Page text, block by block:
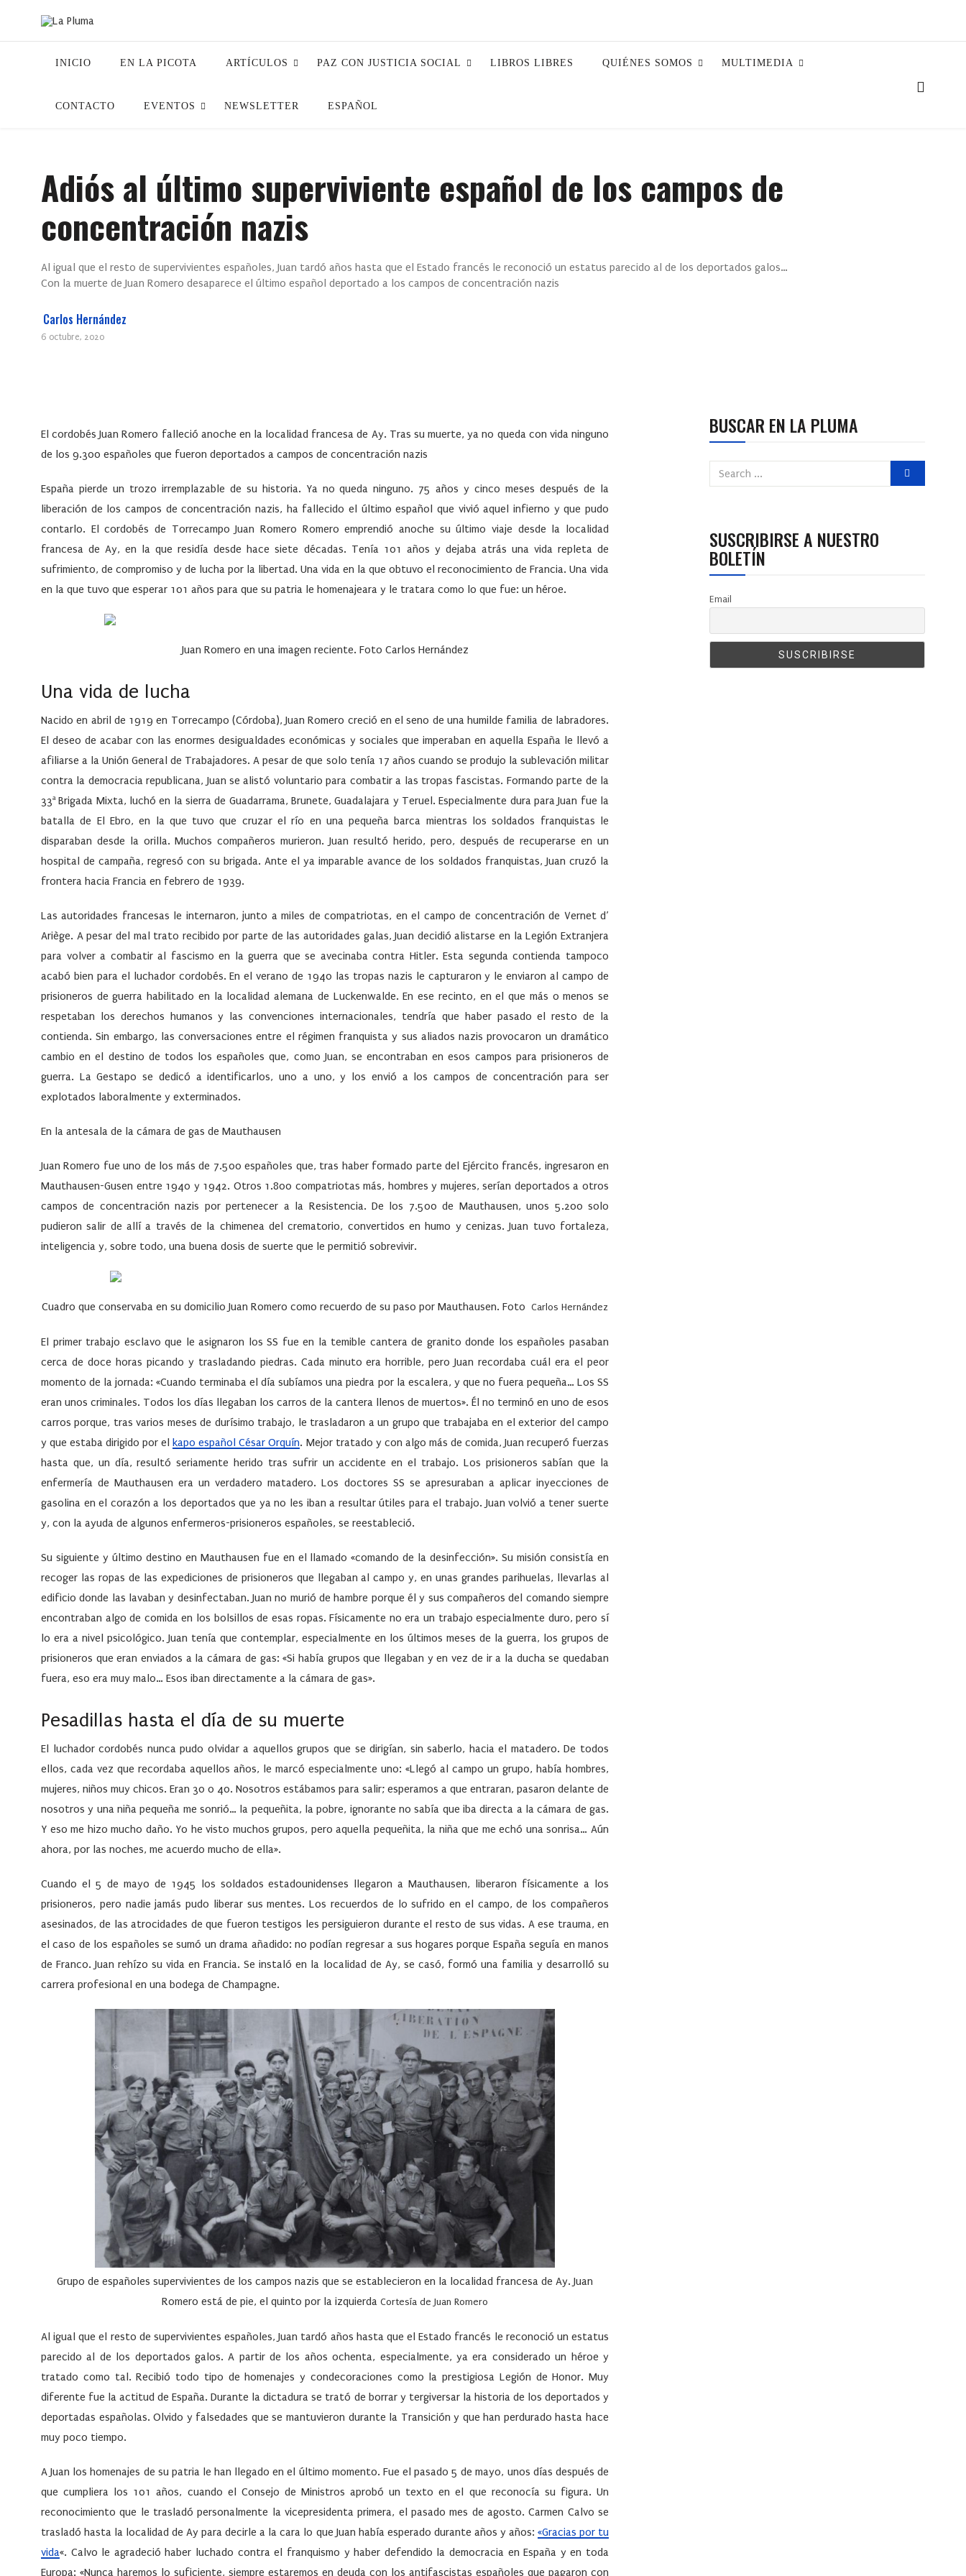
INICIO EN LA PICOTA ARTÍCULOS PAZ CON JUSTICIA SOCIAL LIBROS LIBRES QUIÉNES SOMOS MULTIMEDIA
CONTACTO EVENTOS NEWSLETTER ESPAÑOL
Adiós al último superviviente español de los campos de
concentración nazis
Al igual que el resto de supervivientes españoles, Juan tardó años hasta que el Estado francés le reconoció un estatus parecido al de los deportados galos…
Con la muerte de Juan Romero desaparece el último español deportado a los campos de concentración nazis
Carlos Hernández
6 octubre, 2020
El cordobés Juan Romero falleció anoche en la localidad francesa de Ay. Tras su muerte, ya no queda con vida ninguno
de los 9.300 españoles que fueron deportados a campos de concentración nazis
España pierde un trozo irremplazable de su historia. Ya no queda ninguno. 75 años y cinco meses después de la
liberación de los campos de concentración nazis, ha fallecido el último español que vivió aquel infierno y que pudo
contarlo. El cordobés de Torrecampo Juan Romero Romero emprendió anoche su último viaje desde la localidad
francesa de Ay, en la que residía desde hace siete décadas. Tenía 101 años y dejaba atrás una vida repleta de
sufrimiento, de compromiso y de lucha por la libertad. Una vida en la que obtuvo el reconocimiento de Francia. Una vida
en la que tuvo que esperar 101 años para que su patria le homenajeara y le tratara como lo que fue: un héroe.
Juan Romero en una imagen reciente. Foto Carlos Hernández
Una vida de lucha
Nacido en abril de 1919 en Torrecampo (Córdoba), Juan Romero creció en el seno de una humilde familia de labradores.
El deseo de acabar con las enormes desigualdades económicas y sociales que imperaban en aquella España le llevó a
afiliarse a la Unión General de Trabajadores. A pesar de que solo tenía 17 años cuando se produjo la sublevación militar
contra la democracia republicana, Juan se alistó voluntario para combatir a las tropas fascistas. Formando parte de la
33ª Brigada Mixta, luchó en la sierra de Guadarrama, Brunete, Guadalajara y Teruel. Especialmente dura para Juan fue la
batalla de El Ebro, en la que tuvo que cruzar el río en una pequeña barca mientras los soldados franquistas le
disparaban desde la orilla. Muchos compañeros murieron. Juan resultó herido, pero, después de recuperarse en un
hospital de campaña, regresó con su brigada. Ante el ya imparable avance de los soldados franquistas, Juan cruzó la
frontera hacia Francia en febrero de 1939.
Las autoridades francesas le internaron, junto a miles de compatriotas, en el campo de concentración de Vernet d’
Ariège. A pesar del mal trato recibido por parte de las autoridades galas, Juan decidió alistarse en la Legión Extranjera
para volver a combatir al fascismo en la guerra que se avecinaba contra Hitler. Esta segunda contienda tampoco
acabó bien para el luchador cordobés. En el verano de 1940 las tropas nazis le capturaron y le enviaron al campo de
prisioneros de guerra habilitado en la localidad alemana de Luckenwalde. En ese recinto, en el que más o menos se
respetaban los derechos humanos y las convenciones internacionales, tendría que haber pasado el resto de la
contienda. Sin embargo, las conversaciones entre el régimen franquista y sus aliados nazis provocaron un dramático
cambio en el destino de todos los españoles que, como Juan, se encontraban en esos campos para prisioneros de
guerra. La Gestapo se dedicó a identificarlos, uno a uno, y los envió a los campos de concentración para ser
explotados laboralmente y exterminados.
En la antesala de la cámara de gas de Mauthausen
Juan Romero fue uno de los más de 7.500 españoles que, tras haber formado parte del Ejército francés, ingresaron en
Mauthausen-Gusen entre 1940 y 1942. Otros 1.800 compatriotas más, hombres y mujeres, serían deportados a otros
campos de concentración nazis por pertenecer a la Resistencia. De los 7.500 de Mauthausen, unos 5.200 solo
pudieron salir de allí a través de la chimenea del crematorio, convertidos en humo y cenizas. Juan tuvo fortaleza,
inteligencia y, sobre todo, una buena dosis de suerte que le permitió sobrevivir.
Cuadro que conservaba en su domicilio Juan Romero como recuerdo de su paso por Mauthausen. Foto Carlos Hernández
El primer trabajo esclavo que le asignaron los SS fue en la temible cantera de granito donde los españoles pasaban
cerca de doce horas picando y trasladando piedras. Cada minuto era horrible, pero Juan recordaba cuál era el peor
momento de la jornada: «Cuando terminaba el día subíamos una piedra por la escalera, y que no fuera pequeña… Los SS
eran unos criminales. Todos los días llegaban los carros de la cantera llenos de muertos». Él no terminó en uno de esos
carros porque, tras varios meses de durísimo trabajo, le trasladaron a un grupo que trabajaba en el exterior del campo
y que estaba dirigido por elkapo español César Orquín. Mejor tratado y con algo más de comida, Juan recuperó fuerzas
hasta que, un día, resultó seriamente herido tras sufrir un accidente en el trabajo. Los prisioneros sabían que la
enfermería de Mauthausen era un verdadero matadero. Los doctores SS se apresuraban a aplicar inyecciones de
gasolina en el corazón a los deportados que ya no les iban a resultar útiles para el trabajo. Juan volvió a tener suerte
y, con la ayuda de algunos enfermeros-prisioneros españoles, se reestableció.
Su siguiente y último destino en Mauthausen fue en el llamado «comando de la desinfección». Su misión consistía en
recoger las ropas de las expediciones de prisioneros que llegaban al campo y, en unas grandes parihuelas, llevarlas al
edificio donde las lavaban y desinfectaban. Juan no murió de hambre porque él y sus compañeros del comando siempre
encontraban algo de comida en los bolsillos de esas ropas. Físicamente no era un trabajo especialmente duro, pero sí
lo era a nivel psicológico. Juan tenía que contemplar, especialmente en los últimos meses de la guerra, los grupos de
prisioneros que eran enviados a la cámara de gas: «Si había grupos que llegaban y en vez de ir a la ducha se quedaban
fuera, eso era muy malo… Esos iban directamente a la cámara de gas».
Pesadillas hasta el día de su muerte
El luchador cordobés nunca pudo olvidar a aquellos grupos que se dirigían, sin saberlo, hacia el matadero. De todos
ellos, cada vez que recordaba aquellos años, le marcó especialmente uno: «Llegó al campo un grupo, había hombres,
mujeres, niños muy chicos. Eran 30 o 40. Nosotros estábamos para salir; esperamos a que entraran, pasaron delante de
nosotros y una niña pequeña me sonrió… la pequeñita, la pobre, ignorante no sabía que iba directa a la cámara de gas.
Y eso me hizo mucho daño. Yo he visto muchos grupos, pero aquella pequeñita, la niña que me echó una sonrisa… Aún
ahora, por las noches, me acuerdo mucho de ella».
Cuando el 5 de mayo de 1945 los soldados estadounidenses llegaron a Mauthausen, liberaron físicamente a los
prisioneros, pero nadie jamás pudo liberar sus mentes. Los recuerdos de lo sufrido en el campo, de los compañeros
asesinados, de las atrocidades de que fueron testigos les persiguieron durante el resto de sus vidas. A ese trauma, en
el caso de los españoles se sumó un drama añadido: no podían regresar a sus hogares porque España seguía en manos
de Franco. Juan rehízo su vida en Francia. Se instaló en la localidad de Ay, se casó, formó una familia y desarrolló su
carrera profesional en una bodega de Champagne.
Grupo de españoles supervivientes de los campos nazis que se establecieron en la localidad francesa de Ay. Juan
Romero está de pie, el quinto por la izquierda Cortesía de Juan Romero
Al igual que el resto de supervivientes españoles, Juan tardó años hasta que el Estado francés le reconoció un estatus
parecido al de los deportados galos. A partir de los años ochenta, especialmente, ya era considerado un héroe y
tratado como tal. Recibió todo tipo de homenajes y condecoraciones como la prestigiosa Legión de Honor. Muy
diferente fue la actitud de España. Durante la dictadura se trató de borrar y tergiversar la historia de los deportados y
deportadas españolas. Olvido y falsedades que se mantuvieron durante la Transición y que han perdurado hasta hace
muy poco tiempo.
A Juan los homenajes de su patria le han llegado en el último momento. Fue el pasado 5 de mayo, unos días después de
que cumpliera los 101 años, cuando el Consejo de Ministros aprobó un texto en el que reconocía su figura. Un
reconocimiento que le trasladó personalmente la vicepresidenta primera, el pasado mes de agosto. Carmen Calvo se
trasladó hasta la localidad de Ay para decirle a la cara lo que Juan había esperado durante años y años: «Gracias por tu
vida«. Calvo le agradeció haber luchado contra el franquismo y haber defendido la democracia en España y en toda
Europa: «Nunca haremos lo suficiente, siempre estaremos en deuda con los antifascistas españoles que pagaron con
BUSCAR EN LA PLUMA
SUSCRIBIRSE A NUESTRO
BOLETÍN
Email